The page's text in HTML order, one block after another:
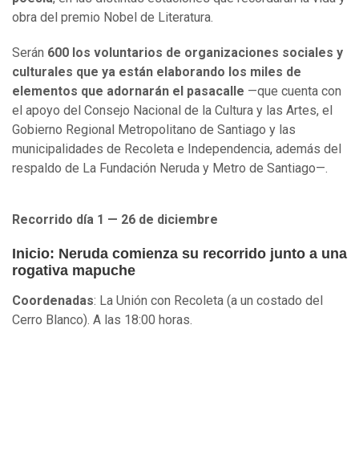
obra del premio Nobel de Literatura.
Serán 600 los voluntarios de organizaciones sociales y
culturales que ya están elaborando los miles de
elementos que adornarán el pasacalle —que cuenta con
el apoyo del Consejo Nacional de la Cultura y las Artes, el
Gobierno Regional Metropolitano de Santiago y las
municipalidades de Recoleta e Independencia, además del
respaldo de La Fundación Neruda y Metro de Santiago—.
Recorrido día 1 — 26 de diciembre
Inicio: Neruda comienza su recorrido junto a una
rogativa mapuche
Coordenadas: La Unión con Recoleta (a un costado del
Cerro Blanco). A las 18:00 horas.